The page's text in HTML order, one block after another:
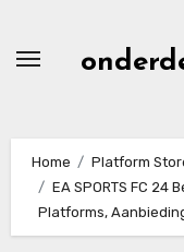
Home
Platform
EA SPORTS FC 24
Platforms,